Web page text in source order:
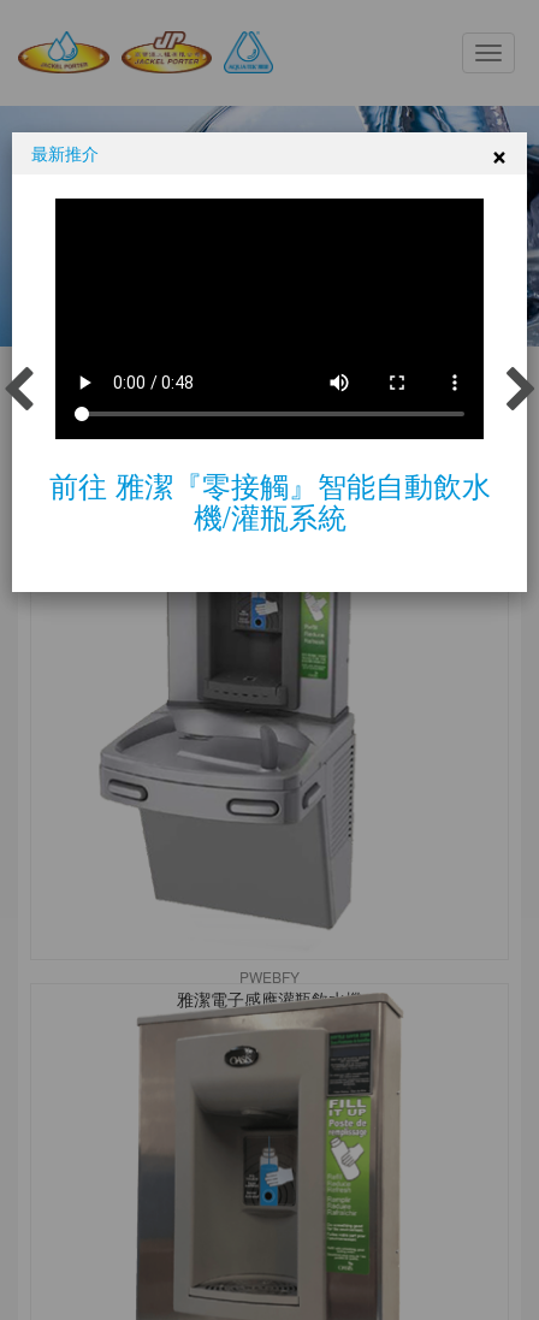
Toggle
×
最新推介
前往 雅潔『零接觸』智能自動飲水
機/灌瓶系統
電子感應灌瓶飲
首頁 飲水機 電子感應灌瓶飲水機
PWEBFY
雅潔電子感應灌瓶飲水機
了解更多